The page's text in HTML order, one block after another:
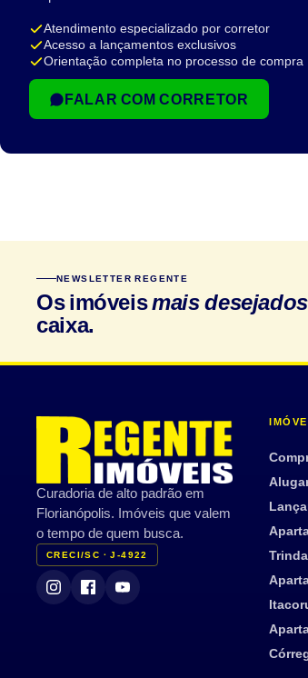
Atendimento especializado por corretor
Acesso a lançamentos exclusivos
Orientação completa no processo de compra
FALAR COM CORRETOR
NEWSLETTER REGENTE
Os imóveismais desejados
caixa.
Curadoria de alto padrão em
Florianópolis. Imóveis que valem
o tempo de quem busca.
CRECI/SC · J-4922